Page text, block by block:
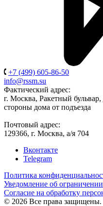
+7 (499) 605-86-50
info@rssm.su
Фактический адрес:
г. Москва, Ракетный
стороны дома от подъезда
Почтовый адрес:
129366, г. Москва, а/я 704
Вконтакте
Telegram
Политика
Уведомление об
Согласие на обработку
© 2026 Все права защищены.